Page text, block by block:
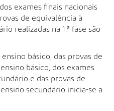
exames finais nacionais
de equivalência à
realizadas na 1.ª fase são
básico, das provas de
básico, dos exames
e das provas de
secundário inicia-se a